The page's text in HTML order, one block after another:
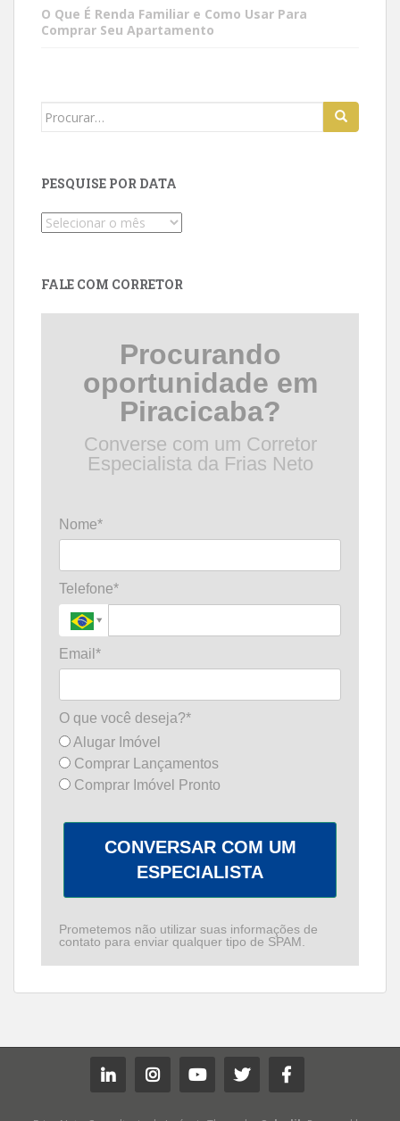
O Que É Renda Familiar e Como Usar Para
Comprar Seu Apartamento
Search
PESQUISE POR DATA
Pesquise
FALE COM CORRETOR
Procurando
oportunidade em
Piracicaba?
Converse com um Corretor
Especialista da Frias Neto
Nome*
Telefone*
Email*
O que você deseja?*
Alugar Imóvel
Comprar Lançamentos
Comprar Imóvel Pronto
CONVERSAR COM UM
ESPECIALISTA
Prometemos não utilizar suas informações de
contato para enviar qualquer tipo de SPAM.